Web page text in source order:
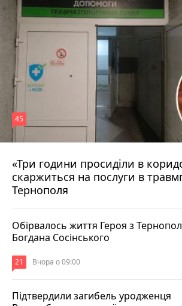
«Три години просиділи в
скаржиться на послуги в
Тернополя
45
Вчора о 13:05
Обірвалось життя Героя з
Богдана Сосінського
21 Вчора о 09:00
Підтвердили загибель уродженця